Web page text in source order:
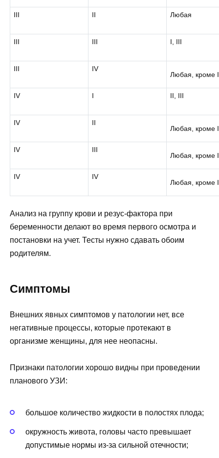
III II Любая
III III I, III
III IV
Любая, кроме
IV I II, III
IV II
Любая, кроме I
IV III
Любая, кроме I
IV IV
Любая, кроме I
Анализ на группу крови и резус-фактора при
беременности делают во время первого осмотра и
постановки на учет. Тесты нужно сдавать обоим
родителям.
Симптомы
Внешних явных симптомов у патологии нет, все
негативные процессы, которые протекают в
организме женщины, для нее неопасны.
Признаки патологии хорошо видны при проведении
планового УЗИ:
большое количество жидкости в полостях плода;
окружность живота, головы часто превышает
допустимые нормы из-за сильной отечности;